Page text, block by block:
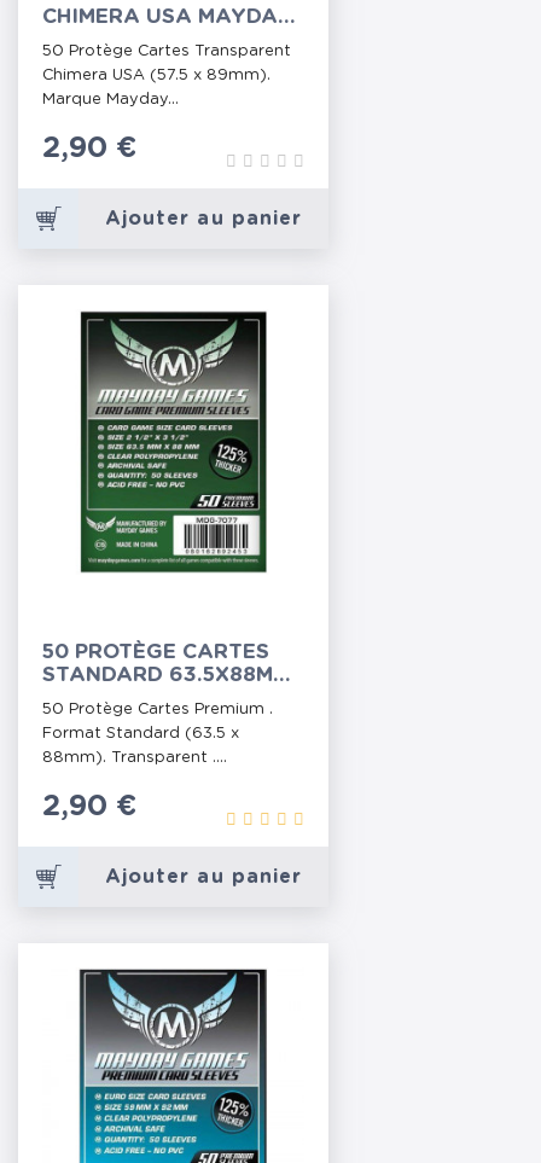
CHIMERA USA MAYDAY
(MDG-7078)
50 Protège Cartes Transparent
Chimera USA (57.5 x 89mm).
Marque Mayday...
Prix
2,90 €
Ajouter au panier
50 PROTÈGE CARTES
STANDARD 63.5X88MM
MAYDAY (MDG-7077)
50 Protège Cartes Premium .
Format Standard (63.5 x
88mm). Transparent ....
Prix
2,90 €
Ajouter au panier